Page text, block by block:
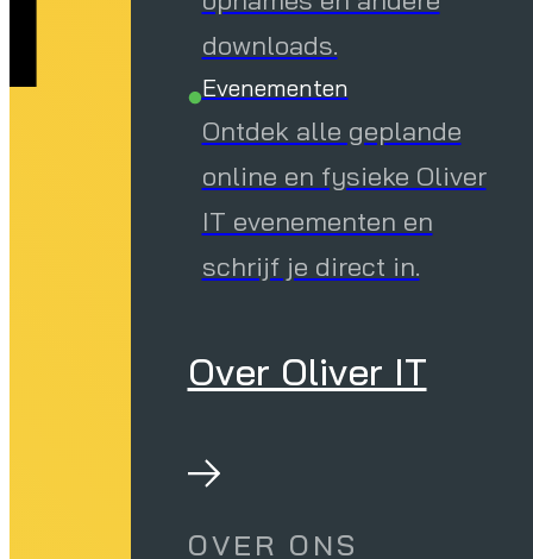
downloads.
Evenementen
Ontdek alle geplande
online en fysieke Oliver
IT evenementen en
schrijf je direct in.
Over Oliver IT
OVER ONS